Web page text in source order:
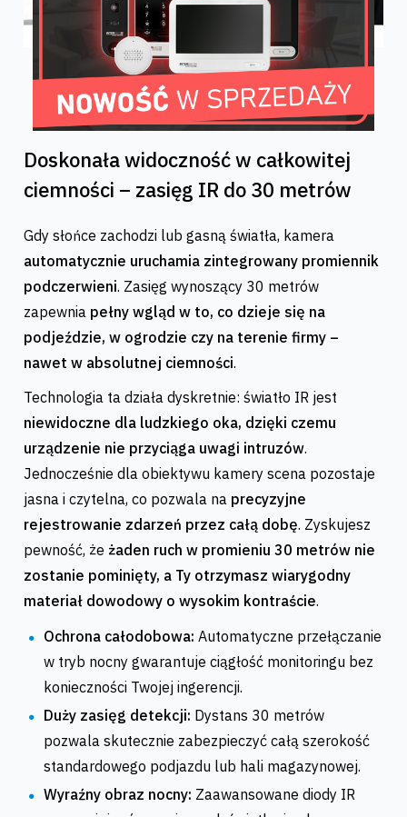
Doskonała widoczność w całkowitej
ciemności – zasięg IR do 30 metrów
Gdy słońce zachodzi lub gasną światła, kamera
automatycznie uruchamia zintegrowany promiennik
podczerwieni. Zasięg wynoszący 30 metrów
zapewnia pełny wgląd w to, co dzieje się na
podjeździe, w ogrodzie czy na terenie firmy –
nawet w absolutnej ciemności.
Technologia ta działa dyskretnie: światło IR jest
niewidoczne dla ludzkiego oka, dzięki czemu
urządzenie nie przyciąga uwagi intruzów.
Jednocześnie dla obiektywu kamery scena pozostaje
jasna i czytelna, co pozwala na precyzyjne
rejestrowanie zdarzeń przez całą dobę. Zyskujesz
pewność, że żaden ruch w promieniu 30 metrów nie
zostanie pominięty, a Ty otrzymasz wiarygodny
materiał dowodowy o wysokim kontraście.
Ochrona całodobowa: Automatyczne przełączanie
w tryb nocny gwarantuje ciągłość monitoringu bez
konieczności Twojej ingerencji.
Duży zasięg detekcji: Dystans 30 metrów
pozwala skutecznie zabezpieczyć całą szerokość
standardowego podjazdu lub hali magazynowej.
Wyraźny obraz nocny: Zaawansowane diody IR